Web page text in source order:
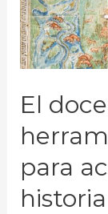
El
para